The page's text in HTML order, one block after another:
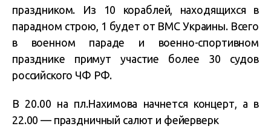
праздником. Из 10 кораблей, находящихся в
парадном строю, 1 будет от ВМС Украины. Всего
в военном параде и военно-спортивном
празднике примут участие более 30 судов
российского ЧФ РФ.
В 20.00 на пл.Нахимова начнется концерт, а в
22.00 — праздничный салют и фейерверк